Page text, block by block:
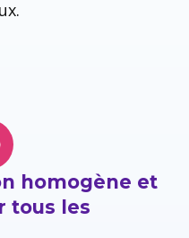
homogène et
tous les